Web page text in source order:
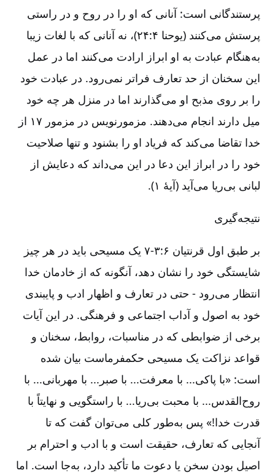
پرستندگانی است: آنانی که او را در روح و در راستی
پرستش می‌کنند (یوحنا ۴:‏۲۴)، نه آنانی که با لغات زیبا
به‌هنگام عبادت به او ابراز ارادت می‌کنند اما در عمل
این سخنان از حد تعارف فراتر نمی‌رود. در عبادت خود
را بر روی مذبح او می‌گذارند اما در منزل هر چه خود
میل دارند انجام می‌دهند. مزمورنویس در مزمور ۱۷ از
خدا تقاضا می‌کند که فریاد او را بشنود و تنها صلاحیت
خود را در ابراز این دعا در این می‌داند که دعایش از
لبانی بی‌‌ریا می‌آید (آیۀ ۱).
نتیجه‌گیری
بر طبق اول قرنتیان ۶:‏‏۳-‏‏‏‏‏۷‏ یک مسیحی باید در هر چیز
شایستگی خود را نشان دهد، آنگونه که از خادمان خدا
انتظار می‌رود -‏‏‏‏ حتی در تعارف و اظهار ادب و پایبندی
خود به اصول و آداب اجتماعی و فرهنگی. در این آیات
برخی از ضوابطی که در مناسبات، روابط، سخنان و
قواعد نزاکت یک مسیحی حکمفرماست بیان شده
است: «با پاکی... با معرفت... با صبر... با مهربانی... با
روح‌القدس... با محبت بی‌ریا... با راستگویی و نهایتاً با
قدرت خدا!» پس به‌طور کلی می‌توان گفت که تا
آنجایی که تعارف، حقیقت است و با ادب و احترام بر
اصیل بودن سخن یا دعوت ما تأکید دارد، به‌جا است. اما